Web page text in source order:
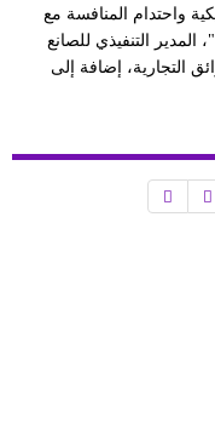
واحتدام المنافسة مع
المدير التنفيذي للصانع
التجارية، إضافة إلى